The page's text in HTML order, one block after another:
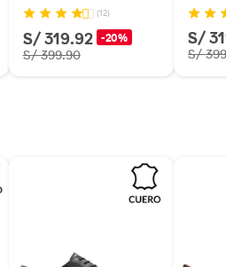
(12)
S/ 319.92 -20%
S/ 399.90
S/
S/